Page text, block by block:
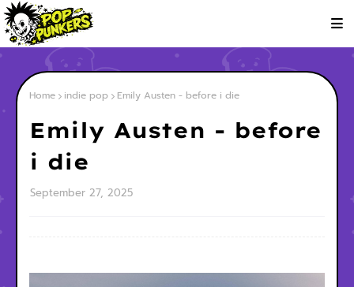
Home indie pop Emily Austen - before i die
Emily Austen - before
i die
September 27, 2025